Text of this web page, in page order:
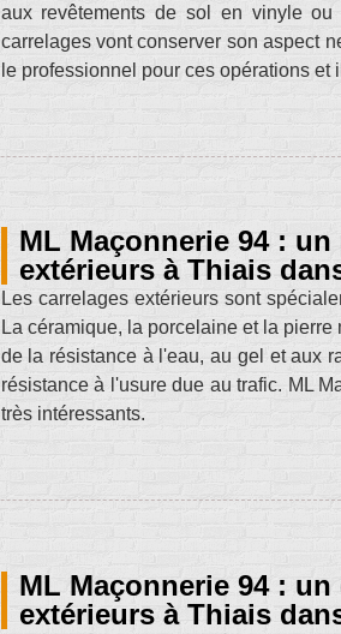
aux revêtements de sol en vinyle
carrelages vont conserver son aspect
le professionnel pour ces opérations
ML Maçonnerie 94 :
extérieurs à Thiais
Les carrelages extérieurs sont
La céramique, la porcelaine et la
de la résistance à l'eau, au gel et aux
résistance à l'usure due au trafic. ML
très intéressants.
ML Maçonnerie 94 :
extérieurs à Thiais